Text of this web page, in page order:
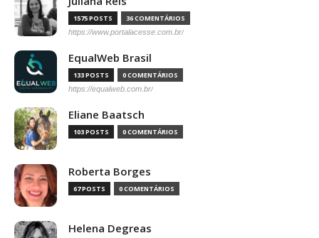
1575 POSTS 36 COMENTÁRIOS
https://www.portalacesse.com.br/
EqualWeb Brasil
133 POSTS 0 COMENTÁRIOS
https://equalweb.com.br/
Eliane Baatsch
103 POSTS 0 COMENTÁRIOS
Roberta Borges
67 POSTS 0 COMENTÁRIOS
Helena Degreas